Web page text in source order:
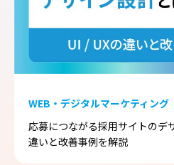
WEB・デジタルマーケティング
応募につながる採用サイトのデ
違いと改善事例を解説